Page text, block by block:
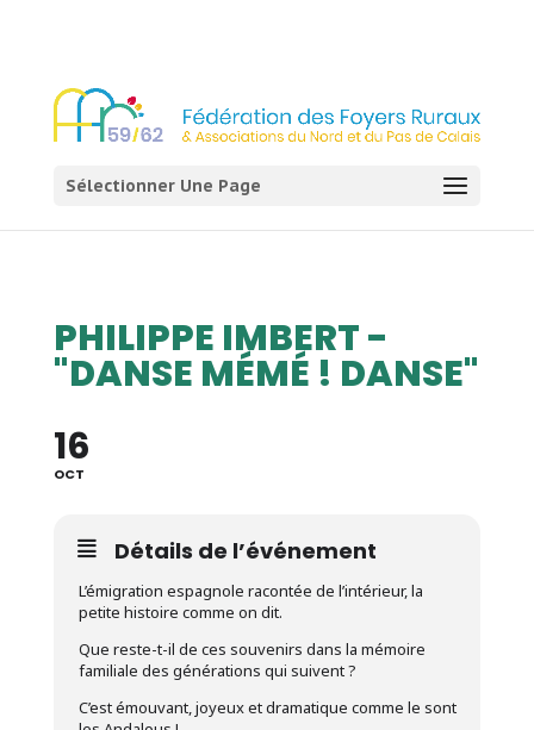
Sélectionner Une Page
PHILIPPE IMBERT -
"DANSE MÉMÉ ! DANSE"
16
OCT
Détails de l’événement
L’émigration espagnole racontée de l’intérieur, la
petite histoire comme on dit.
Que reste-t-il de ces souvenirs dans la mémoire
familiale des générations qui suivent ?
C’est émouvant, joyeux et dramatique comme le sont